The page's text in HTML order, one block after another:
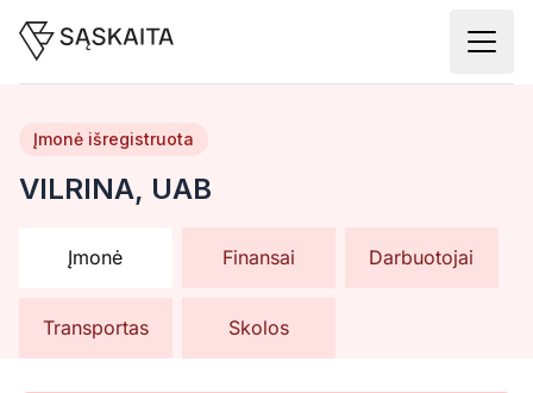
VILRINA, UAB
Įmonė išregistruota
Įmonė Finansai Darbuotojai
Transportas Skolos